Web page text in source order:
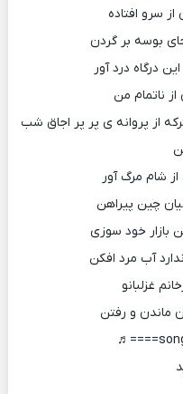
از سرو افتاده
بوسه بر گردن
درگاه درد آور
از ناتمام من
از پروانه ی پر پر اجاق شب
از شام مرگ آور
چین پیراهن
بازار خود سوزی
آب مرد افکن
غزلبانو
ماندن و رفتن